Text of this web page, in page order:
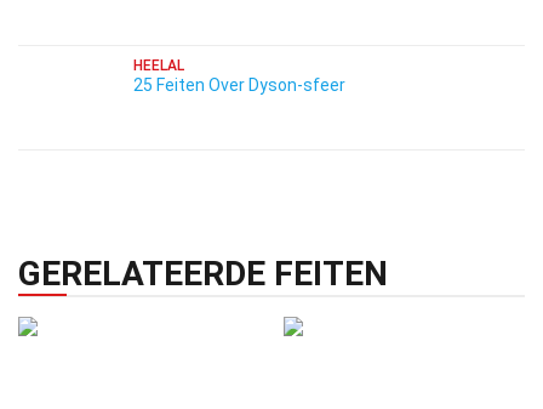
HEELAL
25 Feiten Over Dyson-sfeer
GERELATEERDE FEITEN